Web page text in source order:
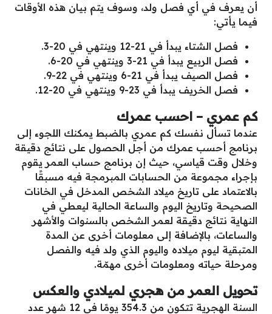
أن يعرف في أي فصل ولد، وسوف يتم بيان هذه الأوقات
فيما يأتي:
فصل الشتاء يبدأ في 21-12 وينتهي في 20-3.
فصل الربيع يبدأ في 21-3 وينتهي في 20-6.
فصل الصيف يبدأ في 21-6 وينتهي في 22-9.
فصل الخريف يبدأ في 23-9 وينتهي في 20-12.
كم عمري – احسب عمرك
عندما تسأل نفسك كم عمري بالضبط يمكنك اللجوء إلى
برنامج أحسب عمرك من أجل الحصول على نتائج دقيقة
وخلال وقت قياسي، حيث إن برنامج حساب العمر يقوم
بإجراء مجموعة من الحسابات المبرمجة فيه مسبقًا
بالاعتماد على تاريخ ميلاد الشخص المدخل في الخانات
الصحيحة وتاريخ اليوم والساعة الحالية ليعطي في
النهاية نتائج دقيقة لعمر الشخص بالسنوات والأشهر
والساعات، بالإضافة إلى معلومات أخرى عن المدة
المتبقية ليوم ميلاده واليوم الذي ولد فيه والفصل
ومرحلة حياته ومعلومات أخرى مهمّة.
تحويل العمر من هجري لميلادي والعكس
السنة الهجرية تتكون من 354.3 يومًا في 12 شهر عدد